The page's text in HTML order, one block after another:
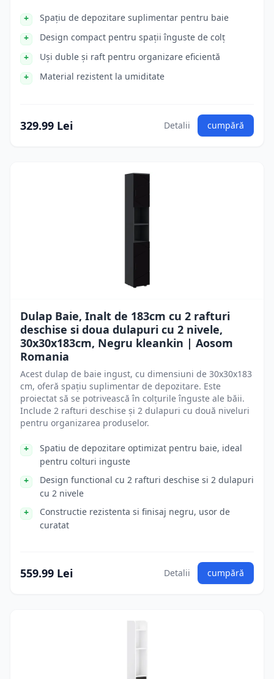
Spațiu de depozitare suplimentar pentru baie
Design compact pentru spații înguste de colț
Uși duble și raft pentru organizare eficientă
Material rezistent la umiditate
329.99 Lei Detalii cumpără
Dulap Baie, Inalt de 183cm cu 2 rafturi
deschise si doua dulapuri cu 2 nivele,
30x30x183cm, Negru kleankin | Aosom
Romania
Acest dulap de baie ingust, cu dimensiuni de 30x30x183
cm, oferă spațiu suplimentar de depozitare. Este
proiectat să se potrivească în colțurile înguste ale băii.
Include 2 rafturi deschise și 2 dulapuri cu două niveluri
pentru organizarea produselor.
Spatiu de depozitare optimizat pentru baie, ideal
pentru colturi inguste
Design functional cu 2 rafturi deschise si 2 dulapuri
cu 2 nivele
Constructie rezistenta si finisaj negru, usor de
curatat
559.99 Lei Detalii cumpără